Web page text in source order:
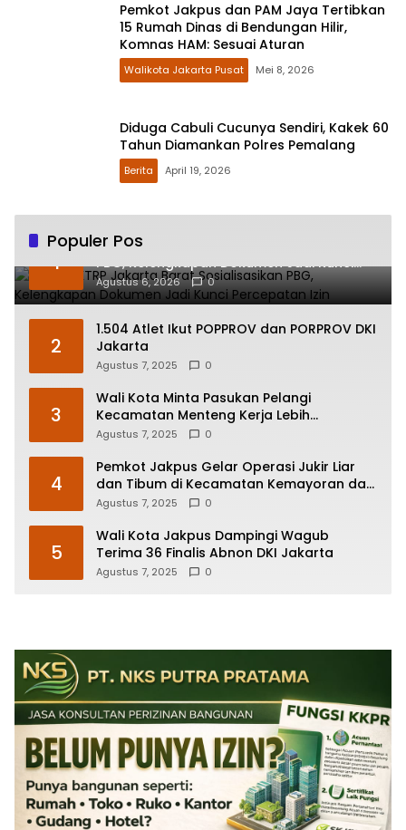
Pemkot Jakpus dan PAM Jaya Tertibkan
15 Rumah Dinas di Bendungan Hilir,
Komnas HAM: Sesuai Aturan
Walikota Jakarta Pusat Mei 8, 2026
Diduga Cabuli Cucunya Sendiri, Kakek 60
Tahun Diamankan Polres Pemalang
Berita April 19, 2026
Populer Pos
1
Sudin CKTRP Jakarta Barat Sosialisasikan
PBG, Kelengkapan Dokumen Jadi Kunci
Percepatan Izin
Agustus 6, 2026 0
2
1.504 Atlet Ikut POPPROV dan PORPROV DKI
Jakarta
Agustus 7, 2025 0
3
Wali Kota Minta Pasukan Pelangi
Kecamatan Menteng Kerja Lebih
Responsif
Agustus 7, 2025 0
4
Pemkot Jakpus Gelar Operasi Jukir Liar
dan Tibum di Kecamatan Kemayoran dan
Johar Baru
Agustus 7, 2025 0
5
Wali Kota Jakpus Dampingi Wagub
Terima 36 Finalis Abnon DKI Jakarta
Agustus 7, 2025 0